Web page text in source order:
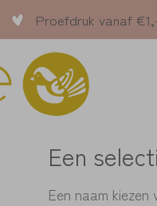
Proefdruk vanaf
Een
Een naam